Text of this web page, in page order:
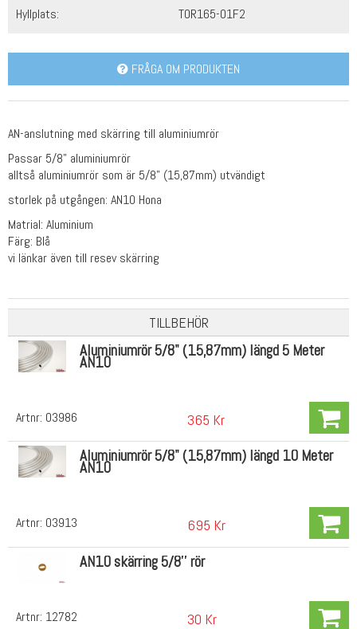
Hyllplats:
TOR165-01F2
FRÅGA OM PRODUKTEN
AN-anslutning med skärring till aluminiumrör
Passar 5/8" aluminiumrör
alltså aluminiumrör som är 5/8" (15,87mm) utvändigt
storlek på utgången: AN10 Hona
Matrial: Aluminium
Färg: Blå
vi länkar även till resev skärring
TILLBEHÖR
Artnr: 03986
Aluminiumrör 5/8" (15,87mm) längd 5 Meter
AN10
365 Kr
Artnr: 03913
Aluminiumrör 5/8" (15,87mm) längd 10 Meter
AN10
695 Kr
Artnr: 12782
AN10 skärring 5/8'' rör
30 Kr